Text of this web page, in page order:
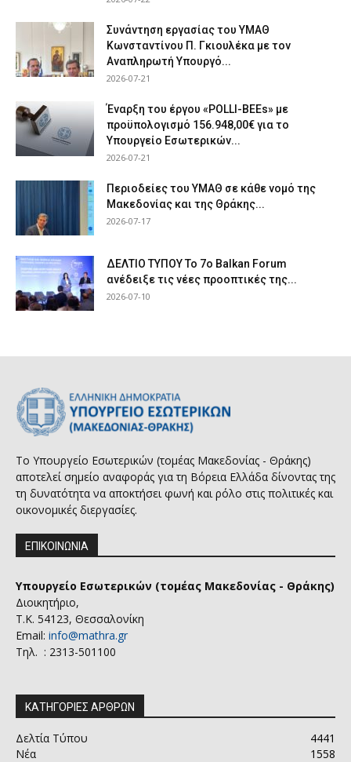
Συνάντηση εργασίας του ΥΜΑΘ
Κωνσταντίνου Π. Γκιουλέκα με τον
Αναπληρωτή Υπουργό...
2026-07-21
Έναρξη του έργου «POLLI-BEEs» με
προϋπολογισμό 156.948,00€ για το
Υπουργείο Εσωτερικών...
2026-07-21
Περιοδείες του ΥΜΑΘ σε κάθε νομό της
Μακεδονίας και της Θράκης...
2026-07-17
ΔΕΛΤΙΟ ΤΥΠΟΥ Το 7ο Balkan Forum
ανέδειξε τις νέες προοπτικές της...
2026-07-10
Το Υπουργείο Εσωτερικών (τομέας Μακεδονίας - Θράκης)
αποτελεί σημείο αναφοράς για τη Βόρεια Ελλάδα δίνοντας της
τη δυνατότητα να αποκτήσει φωνή και ρόλο στις πολιτικές και
οικονομικές διεργασίες.
ΕΠΙΚΟΙΝΩΝΙΑ
Υπουργείο Εσωτερικών (τομέας Μακεδονίας - Θράκης)
Διοικητήριο,
Τ.Κ. 54123, Θεσσαλονίκη
Email: info@mathra.gr
Τηλ. : 2313-501100
ΚΑΤΗΓΟΡΙΕΣ ΑΡΘΡΩΝ
Δελτία Τύπου
4441
Νέα
1558